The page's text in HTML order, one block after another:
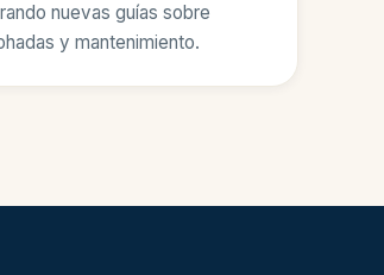
nuevas guías sobre
y mantenimiento.